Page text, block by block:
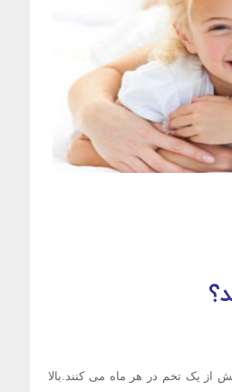
از یک تخم در هر ماه می کنند.بالا